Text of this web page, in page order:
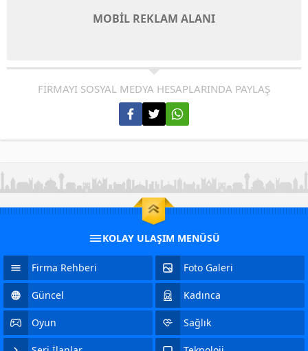
MOBİL REKLAM ALANI
FİRMAYI SOSYAL MEDYA HESAPLARINDA PAYLAŞ
KOLAY ULAŞIM MENÜSÜ
Firma Rehberi Foto Galeri
Güncel Kadınca
Oyun Sağlık